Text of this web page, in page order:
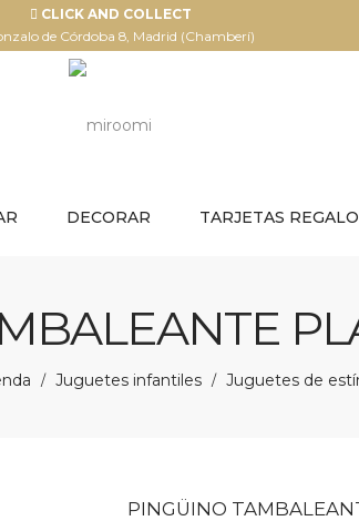
CLICK AND COLLECT
de Córdoba 8, Madrid (Chamberí)
DECORAR TARJETAS REGALO
/ Juguetes infantiles / Juguetes de
PINGÜINO